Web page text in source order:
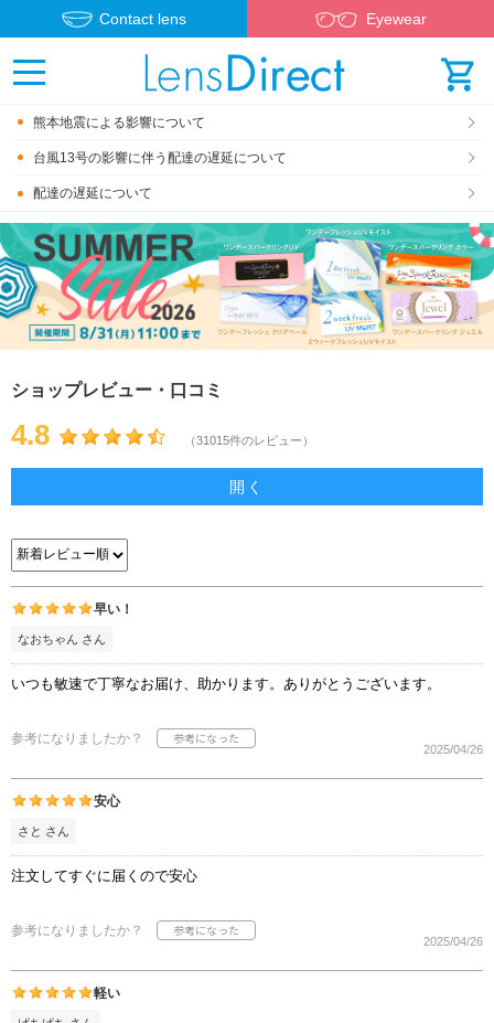
Contact lens Eyewear
熊本地震による影響について
台風13号の影響に伴う配達の遅延について
配達の遅延について
ショップレビュー・口コミ
4.8 （31015件のレビュー）
開く
早い！
なおちゃん さん
いつも敏速で丁寧なお届け、助かります。ありがとうございます。
参考になりましたか？
2025/04/26
安心
さと さん
注文してすぐに届くので安心
参考になりましたか？
2025/04/26
軽い